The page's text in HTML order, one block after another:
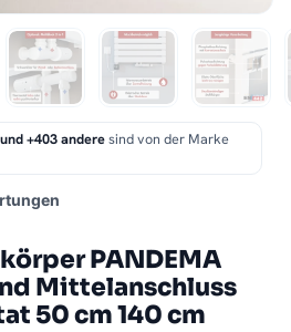
+403 anderesind von der Marke
PANDEMA
Mittelanschluss
50 cm 140 cm